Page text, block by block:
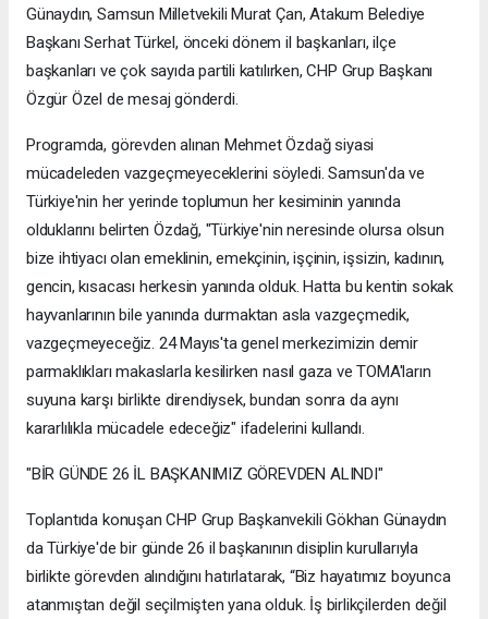
Günaydın, Samsun Milletvekili Murat Çan, Atakum Belediye
Başkanı Serhat Türkel, önceki dönem il başkanları, ilçe
başkanları ve çok sayıda partili katılırken, CHP Grup Başkanı
Özgür Özel de mesaj gönderdi.
Programda, görevden alınan Mehmet Özdağ siyasi
mücadeleden vazgeçmeyeceklerini söyledi. Samsun'da ve
Türkiye'nin her yerinde toplumun her kesiminin yanında
olduklarını belirten Özdağ, "Türkiye'nin neresinde olursa olsun
bize ihtiyacı olan emeklinin, emekçinin, işçinin, işsizin, kadının,
gencin, kısacası herkesin yanında olduk. Hatta bu kentin sokak
hayvanlarının bile yanında durmaktan asla vazgeçmedik,
vazgeçmeyeceğiz. 24 Mayıs'ta genel merkezimizin demir
parmaklıkları makaslarla kesilirken nasıl gaza ve TOMA'ların
suyuna karşı birlikte direndiysek, bundan sonra da aynı
kararlılıkla mücadele edeceğiz" ifadelerini kullandı.
"BİR GÜNDE 26 İL BAŞKANIMIZ GÖREVDEN ALINDI"
Toplantıda konuşan CHP Grup Başkanvekili Gökhan Günaydın
da Türkiye'de bir günde 26 il başkanının disiplin kurullarıyla
birlikte görevden alındığını hatırlatarak, “Biz hayatımız boyunca
atanmıştan değil seçilmişten yana olduk. İş birlikçilerden değil